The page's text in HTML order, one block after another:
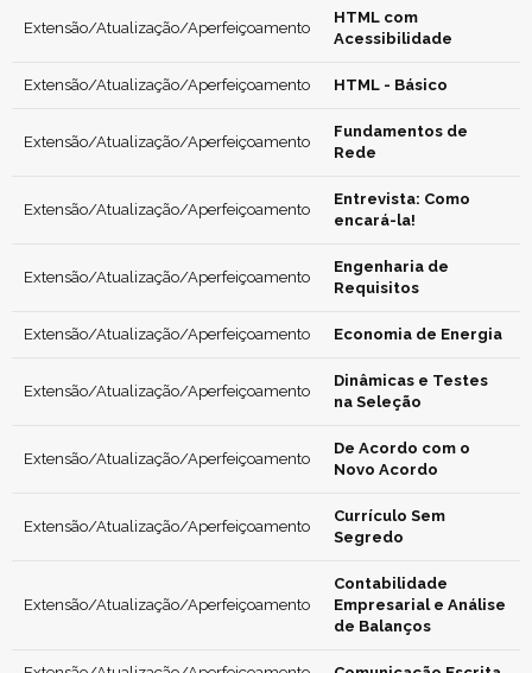
Extensão/Atualização/Aperfeiçoamento
HTML com
Acessibilidade
Extensão/Atualização/Aperfeiçoamento HTML - Básico
Extensão/Atualização/Aperfeiçoamento
Fundamentos de
Rede
Extensão/Atualização/Aperfeiçoamento
Entrevista: Como
encará-la!
Extensão/Atualização/Aperfeiçoamento
Engenharia de
Requisitos
Extensão/Atualização/Aperfeiçoamento Economia de Energia
Extensão/Atualização/Aperfeiçoamento
Dinâmicas e Testes
na Seleção
Extensão/Atualização/Aperfeiçoamento
De Acordo com o
Novo Acordo
Extensão/Atualização/Aperfeiçoamento
Currículo Sem
Segredo
Extensão/Atualização/Aperfeiçoamento
Contabilidade
Empresarial e Análise
de Balanços